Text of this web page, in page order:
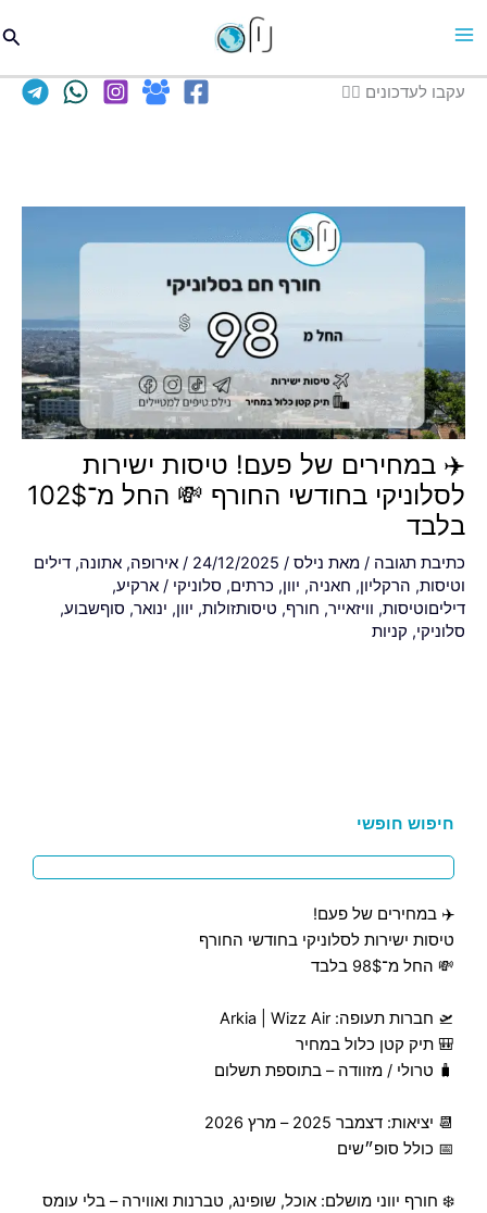
עקבו לעדכונים 👈🏽
✈️ במחירים של פעם! טיסות ישירות
לסלוניקי בחודשי החורף 💸 החל מ־102$
בלבד
כתיבת תגובה / מאתנילס/
24/12/2025
/ אירופה,אתונה,דילים
וטיסות,הרקליון,חאניה,יוון,כרתים,סלוניקי/ ארקיע,
דיליםוטיסות,וויזאייר,חורף,טיסותזולות,יוון,ינואר,סוףשבוע,
סלוניקי,קניות
חיפוש חופשי
✈️ במחירים של פעם!
טיסות ישירות לסלוניקי בחודשי החורף
💸 החל מ־98$ בלבד
🛫 חברות תעופה: Arkia | Wizz Air
🎒 תיק קטן כלול במחיר
🧳 טרולי / מזוודה – בתוספת תשלום
📆 יציאות: דצמבר 2025 – מרץ 2026
📅 כולל סופ״שים
❄️ חורף יווני מושלם: אוכל, שופינג, טברנות ואווירה – בלי עומס